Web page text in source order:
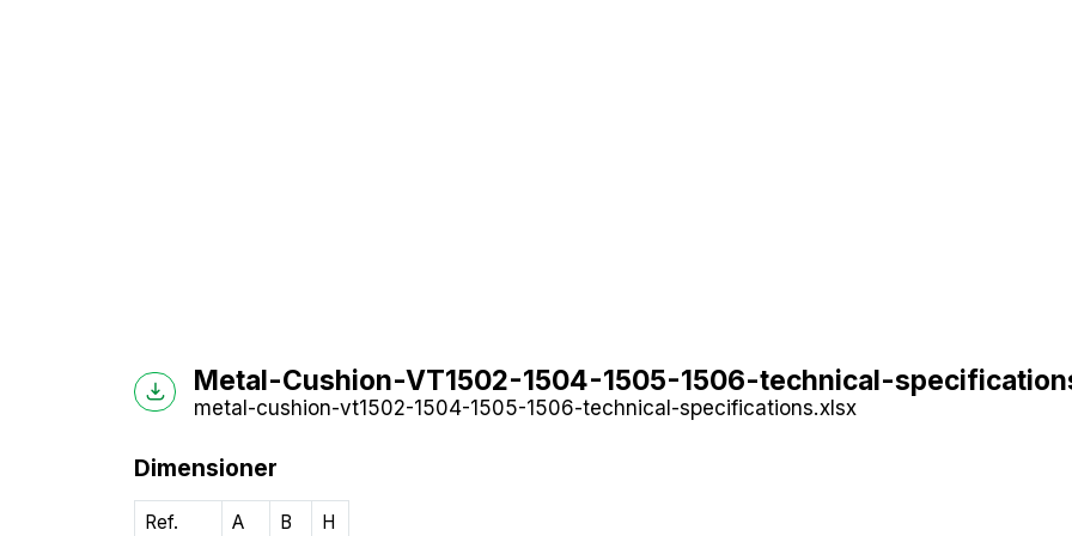
Metal-Cushion-VT1502-1504-1505-1506-technical-
metal-cushion-vt1502-1504-1505-1506-technical-specifications.xlsx
Dimensioner
Ref. A B H